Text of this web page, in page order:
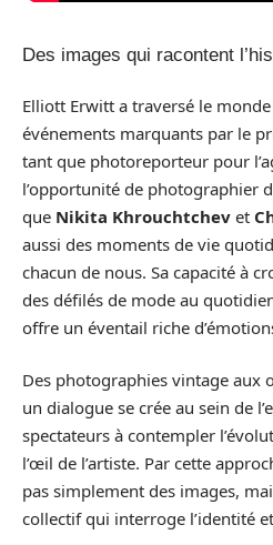
Des images qui racontent
Elliott Erwitt a traversé le
événements marquants par le
tant que photoreporteur pour
l’opportunité de photographier
que Nikita Khrouchtchev et
aussi des moments de vie
chacun de nous. Sa capacité à
des défilés de mode au
offre un éventail riche
Des photographies vintage aux
un dialogue se crée au sein de
spectateurs à contempler
l’œil de l’artiste. Par cette
pas simplement des images,
collectif qui interroge l’identité